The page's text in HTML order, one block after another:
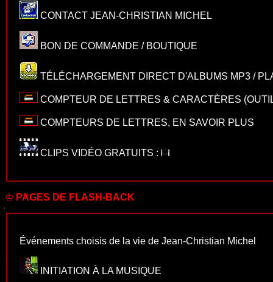
CONTACT JEAN-CHRISTIAN MICHEL
BON DE COMMANDE / BOUTIQUE
TÉLÉCHARGEMENT DIRECT D'ALBUMS MP3 /
COMPTEUR DE LETTRES & CARACTÈRES
COMPTEURS DE LETTRES, EN SAVOIR PLUS
CLIPS VIDÉO GRATUITS :
♔ PAGES DE FLASH-BACK
Événements choisis de la vie de Jean-Christian Michel
INITIATION À LA MUSIQUE